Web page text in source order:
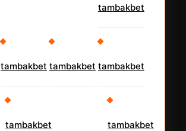
tambakbet tambakbet
tambakbet
tambakbet
tambakbet tambakbet